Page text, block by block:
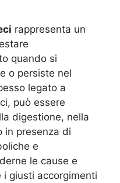
rappresenta un
quando si
o persiste nel
legato a
può essere
digestione, nella
in presenza di
e
le cause e
giusti accorgimenti